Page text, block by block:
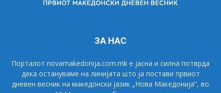
ЗА НАС
Порталот novamakedonija.com.mk е јасна и силна потврда
дека остануваме на линијата што ја постави првиот
дневен весник на македонски јазик „Нова Македонија“, во